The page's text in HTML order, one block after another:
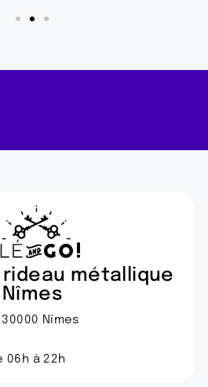
métallique
Nîmes
Nîmes
06h à 22h